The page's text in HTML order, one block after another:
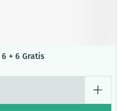
+ 6 Gratis